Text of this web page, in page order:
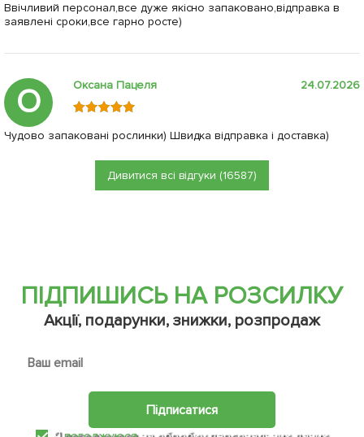
Ввічливий персонал,все дуже якісно запаковано,відправка в
заявлені сроки,все гарно росте)
О Оксана Пацеля 24.07.2026
Чудово запаковані рослинки) Швидка відправка і доставка)
Дивитися всі відгуки (16587)
ПІДПИШИСЬ НА РОЗСИЛКУ
Акції, подарунки, знижки, розпродаж
Підписатися